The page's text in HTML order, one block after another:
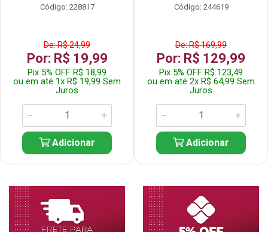
Código: 228817
De: R$ 24,99
Por: R$ 19,99
Pix 5% OFF R$ 18,99
ou em até 1x R$ 19,99 Sem
Juros
Adicionar
Código: 244619
De: R$ 169,99
Por: R$ 129,99
Pix 5% OFF R$ 123,49
ou em até 2x R$ 64,99 Sem
Juros
Adicionar